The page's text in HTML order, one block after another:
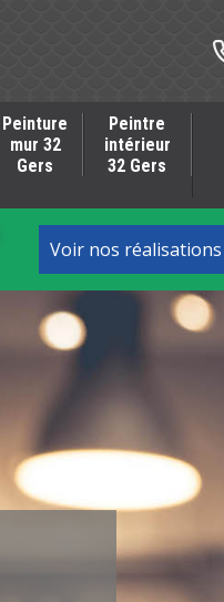
Peinture
mur 32
Gers
Peintre
intérieur
32 Gers
Voir nos réalisations